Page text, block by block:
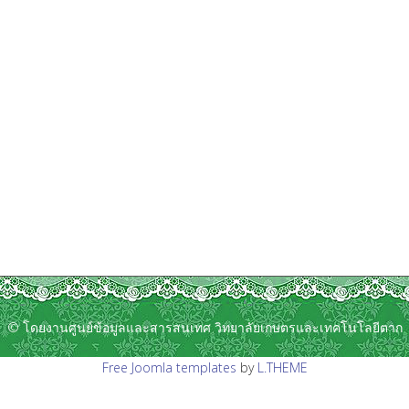
© โดยงานศูนย์ข้อมูลและสารสนเทศ วิทยาลัยเกษตรและเทคโนโลยีตาก
Free Joomla templates by L.THEME